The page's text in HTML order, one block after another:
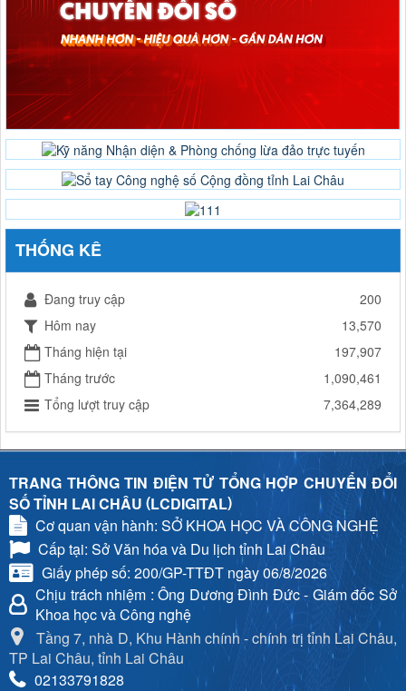
THỐNG KÊ
Đang truy cập
200
Hôm nay
13,570
Tháng hiện tại
197,907
Tháng trước
1,090,461
Tổng lượt truy cập
7,364,289
TRANG THÔNG TIN ĐIỆN TỬ TỔNG HỢP CHUYỂN ĐỔI
SỐ TỈNH LAI CHÂU (LCDIGITAL)
Cơ quan vận hành: SỞ KHOA HỌC VÀ CÔNG NGHỆ
Cấp tại: Sở Văn hóa và Du lịch tỉnh Lai Châu
Giấy phép số: 200/GP-TTĐT ngày 06/8/2026
Chịu trách nhiệm : Ông Dương Đình Đức - Giám đốc Sở
Khoa học và Công nghệ
Tầng 7, nhà D, Khu Hành chính - chính trị tỉnh Lai Châu,
TP Lai Châu, tỉnh Lai Châu
02133791828